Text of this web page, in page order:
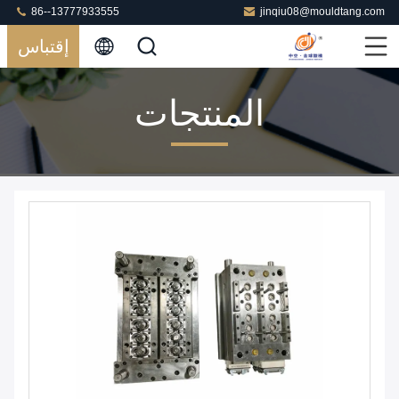
jinqiu08@mouldtang.com
86--13777933555
إقتباس
المنتجات